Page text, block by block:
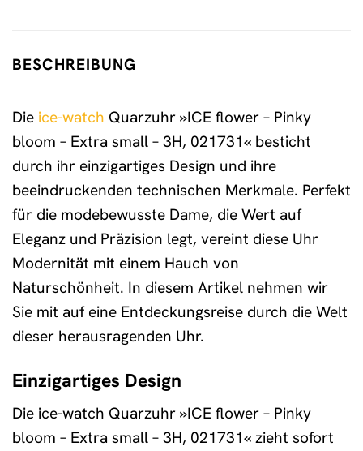
BESCHREIBUNG
Die ice-watch Quarzuhr »ICE flower – Pinky
bloom – Extra small – 3H, 021731« besticht
durch ihr einzigartiges Design und ihre
beeindruckenden technischen Merkmale. Perfekt
für die modebewusste Dame, die Wert auf
Eleganz und Präzision legt, vereint diese Uhr
Modernität mit einem Hauch von
Naturschönheit. In diesem Artikel nehmen wir
Sie mit auf eine Entdeckungsreise durch die Welt
dieser herausragenden Uhr.
Einzigartiges Design
Die ice-watch Quarzuhr »ICE flower – Pinky
bloom – Extra small – 3H, 021731« zieht sofort